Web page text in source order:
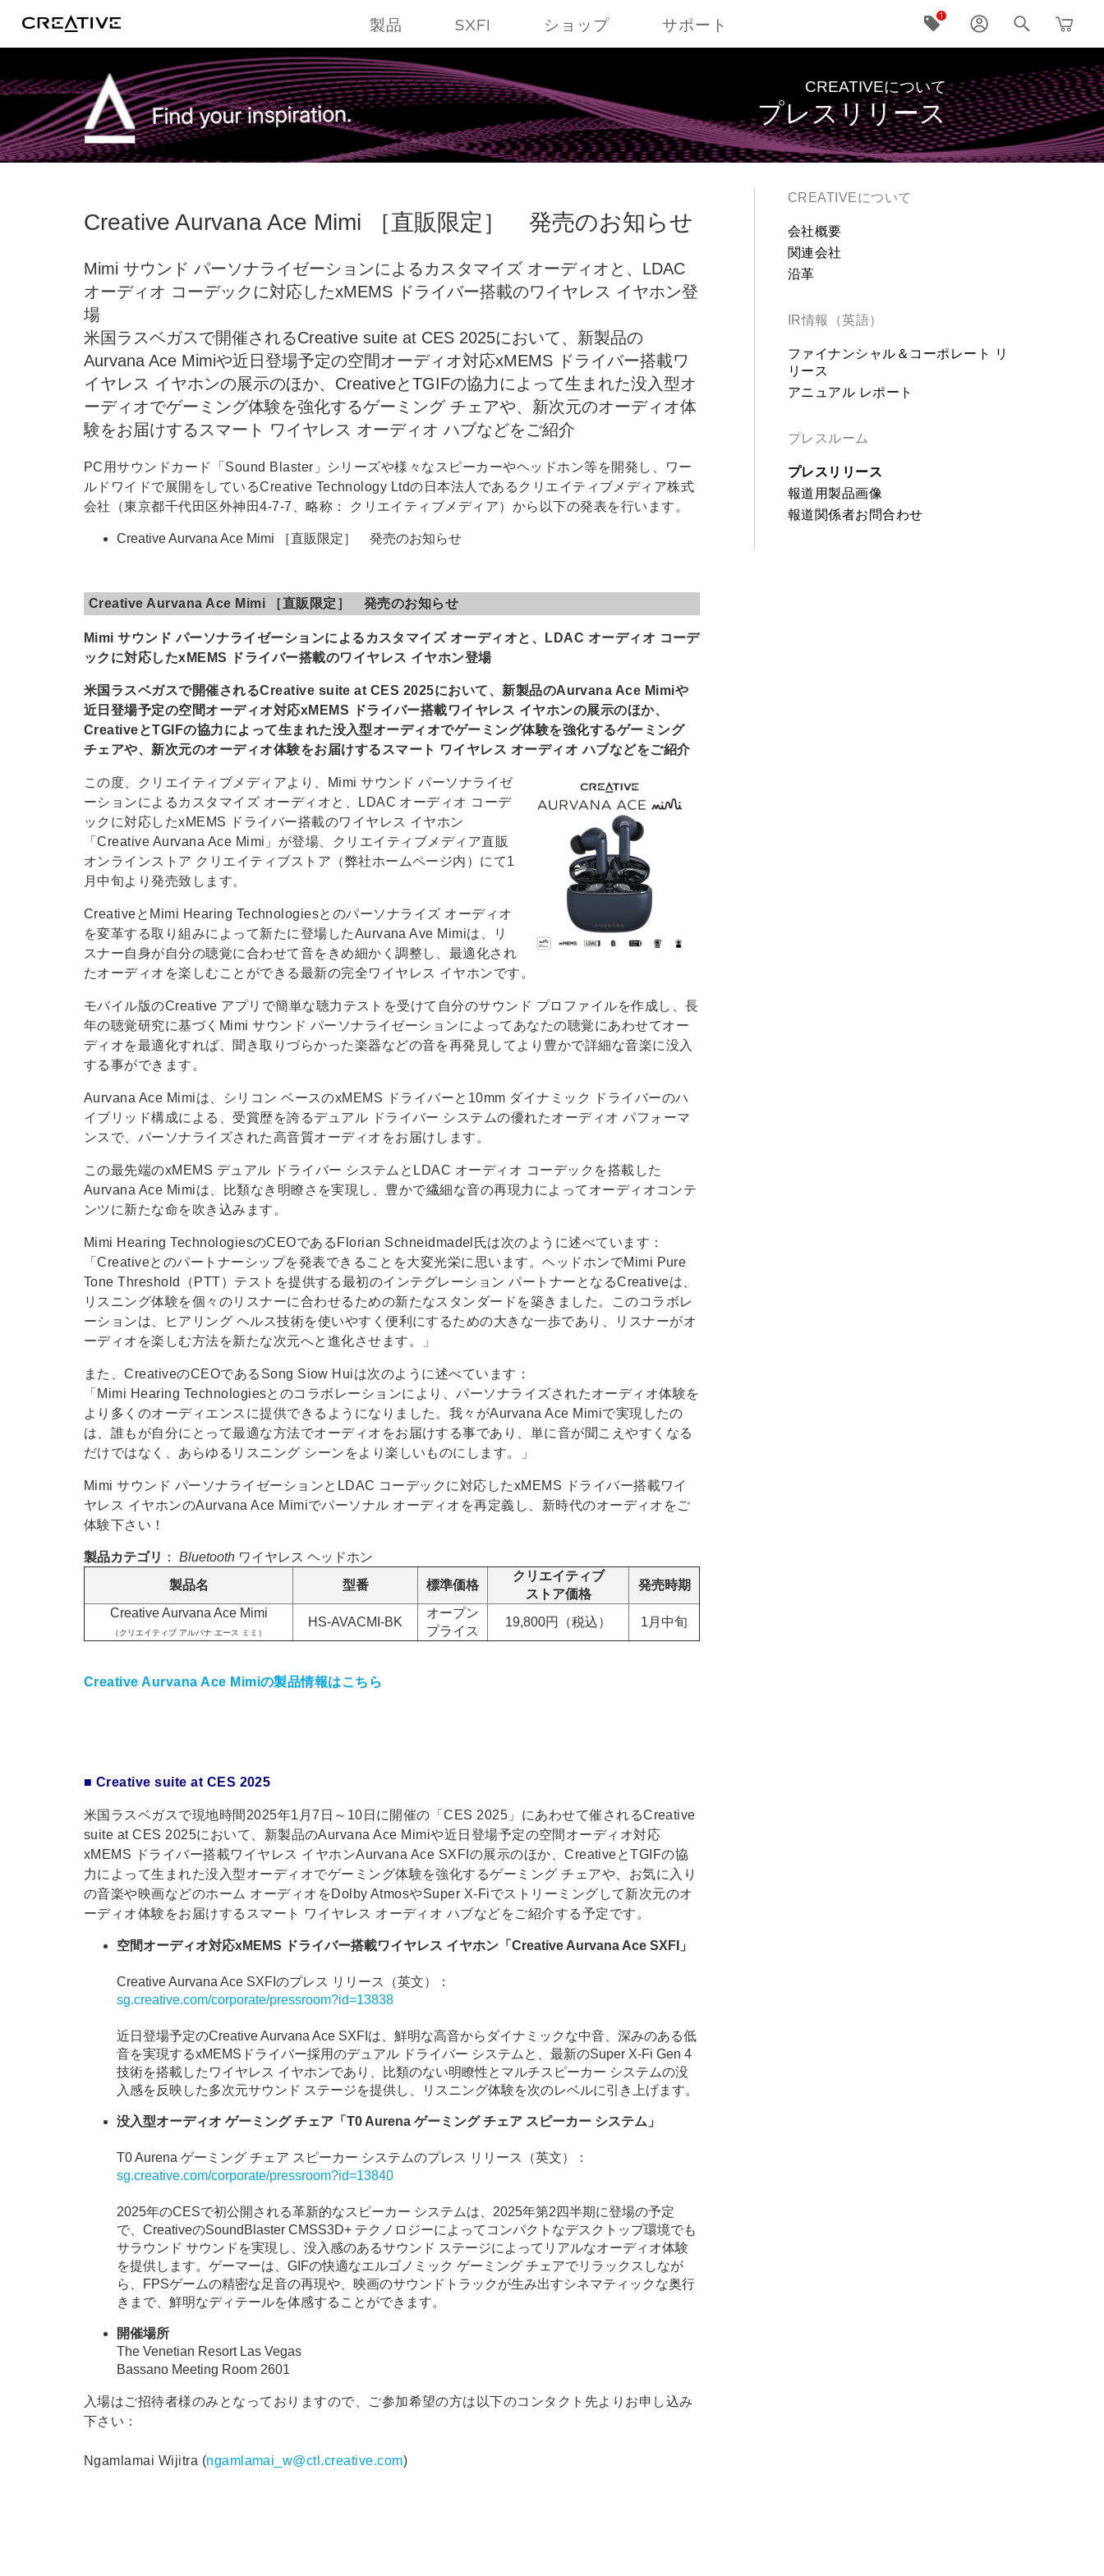
製品 SXFI ショップ サポート
CREATIVEについて
プレスリリース
Creative Aurvana Ace Mimi ［直販限定］ 発売のお知らせ
Mimi サウンド パーソナライゼーションによるカスタマイズ オーディオと、LDAC
オーディオ コーデックに対応したxMEMS ドライバー搭載のワイヤレス イヤホン登
場
米国ラスベガスで開催されるCreative suite at CES 2025において、新製品の
Aurvana Ace Mimiや近日登場予定の空間オーディオ対応xMEMS ドライバー搭載ワ
イヤレス イヤホンの展示のほか、CreativeとTGIFの協力によって生まれた没入型オ
ーディオでゲーミング体験を強化するゲーミング チェアや、新次元のオーディオ体
験をお届けするスマート ワイヤレス オーディオ ハブなどをご紹介
PC用サウンドカード「Sound Blaster」シリーズや様々なスピーカーやヘッドホン等を開発し、ワー
ルドワイドで展開をしているCreative Technology Ltdの日本法人であるクリエイティブメディア株式
会社（東京都千代田区外神田4-7-7、略称： クリエイティブメディア）から以下の発表を行います。
Creative Aurvana Ace Mimi ［直販限定］ 発売のお知らせ
Creative Aurvana Ace Mimi ［直販限定］ 発売のお知らせ
Mimi サウンド パーソナライゼーションによるカスタマイズ オーディオと、LDAC オーディオ コーデ
ックに対応したxMEMS ドライバー搭載のワイヤレス イヤホン登場
米国ラスベガスで開催されるCreative suite at CES 2025において、新製品のAurvana Ace Mimiや
近日登場予定の空間オーディオ対応xMEMS ドライバー搭載ワイヤレス イヤホンの展示のほか、
CreativeとTGIFの協力によって生まれた没入型オーディオでゲーミング体験を強化するゲーミング
チェアや、新次元のオーディオ体験をお届けするスマート ワイヤレス オーディオ ハブなどをご紹介
この度、クリエイティブメディアより、Mimi サウンド パーソナライゼ
ーションによるカスタマイズ オーディオと、LDAC オーディオ コーデ
ックに対応したxMEMS ドライバー搭載のワイヤレス イヤホン
「Creative Aurvana Ace Mimi」が登場、クリエイティブメディア直販
オンラインストア クリエイティブストア（弊社ホームページ内）にて1
月中旬より発売致します。
CreativeとMimi Hearing Technologiesとのパーソナライズ オーディオ
を変革する取り組みによって新たに登場したAurvana Ave Mimiは、リ
スナー自身が自分の聴覚に合わせて音をきめ細かく調整し、最適化され
たオーディオを楽しむことができる最新の完全ワイヤレス イヤホンです。
モバイル版のCreative アプリで簡単な聴力テストを受けて自分のサウンド プロファイルを作成し、長
年の聴覚研究に基づくMimi サウンド パーソナライゼーションによってあなたの聴覚にあわせてオー
ディオを最適化すれば、聞き取りづらかった楽器などの音を再発見してより豊かで詳細な音楽に没入
する事ができます。
Aurvana Ace Mimiは、シリコン ベースのxMEMS ドライバーと10mm ダイナミック ドライバーのハ
イブリッド構成による、受賞歴を誇るデュアル ドライバー システムの優れたオーディオ パフォーマ
ンスで、パーソナライズされた高音質オーディオをお届けします。
この最先端のxMEMS デュアル ドライバー システムとLDAC オーディオ コーデックを搭載した
Aurvana Ace Mimiは、比類なき明瞭さを実現し、豊かで繊細な音の再現力によってオーディオコンテ
ンツに新たな命を吹き込みます。
Mimi Hearing TechnologiesのCEOであるFlorian Schneidmadel氏は次のように述べています：
「Creativeとのパートナーシップを発表できることを大変光栄に思います。ヘッドホンでMimi Pure
Tone Threshold（PTT）テストを提供する最初のインテグレーション パートナーとなるCreativeは、
リスニング体験を個々のリスナーに合わせるための新たなスタンダードを築きました。このコラボレ
ーションは、ヒアリング ヘルス技術を使いやすく便利にするための大きな一歩であり、リスナーがオ
ーディオを楽しむ方法を新たな次元へと進化させます。」
また、CreativeのCEOであるSong Siow Huiは次のように述べています：
「Mimi Hearing Technologiesとのコラボレーションにより、パーソナライズされたオーディオ体験を
より多くのオーディエンスに提供できるようになりました。我々がAurvana Ace Mimiで実現したの
は、誰もが自分にとって最適な方法でオーディオをお届けする事であり、単に音が聞こえやすくなる
だけではなく、あらゆるリスニング シーンをより楽しいものにします。」
Mimi サウンド パーソナライゼーションとLDAC コーデックに対応したxMEMS ドライバー搭載ワイ
ヤレス イヤホンのAurvana Ace Mimiでパーソナル オーディオを再定義し、新時代のオーディオをご
体験下さい！
製品カテゴリ ： Bluetooth ワイヤレス ヘッドホン
製品名
型番 標準価格
クリエイティブ
ストア価格
発売時期
Creative Aurvana Ace Mimi
（クリエイティブ アルバナ エース ミミ）
HS-AVACMI-BK
オープン
プライス
19,800円（税込） 1月中旬
Creative Aurvana Ace Mimiの製品情報はこちら
■ Creative suite at CES 2025
米国ラスベガスで現地時間2025年1月7日～10日に開催の「CES 2025」にあわせて催されるCreative
suite at CES 2025において、新製品のAurvana Ace Mimiや近日登場予定の空間オーディオ対応
xMEMS ドライバー搭載ワイヤレス イヤホンAurvana Ace SXFIの展示のほか、CreativeとTGIFの協
力によって生まれた没入型オーディオでゲーミング体験を強化するゲーミング チェアや、お気に入り
の音楽や映画などのホーム オーディオをDolby AtmosやSuper X-Fiでストリーミングして新次元のオ
ーディオ体験をお届けするスマート ワイヤレス オーディオ ハブなどをご紹介する予定です。
空間オーディオ対応xMEMS ドライバー搭載ワイヤレス イヤホン「Creative Aurvana Ace SXFI」
Creative Aurvana Ace SXFIのプレス リリース（英文）：
sg.creative.com/corporate/pressroom?id=13838
近日登場予定のCreative Aurvana Ace SXFIは、鮮明な高音からダイナミックな中音、深みのある低
音を実現するxMEMSドライバー採用のデュアル ドライバー システムと、最新のSuper X-Fi Gen 4
技術を搭載したワイヤレス イヤホンであり、比類のない明瞭性とマルチスピーカー システムの没
入感を反映した多次元サウンド ステージを提供し、リスニング体験を次のレベルに引き上げます。
没入型オーディオ ゲーミング チェア「T0 Aurena ゲーミング チェア スピーカー システム」
T0 Aurena ゲーミング チェア スピーカー システムのプレス リリース（英文）：
sg.creative.com/corporate/pressroom?id=13840
2025年のCESで初公開される革新的なスピーカー システムは、2025年第2四半期に登場の予定
で、CreativeのSoundBlaster CMSS3D+ テクノロジーによってコンパクトなデスクトップ環境でも
サラウンド サウンドを実現し、没入感のあるサウンド ステージによってリアルなオーディオ体験
を提供します。ゲーマーは、GIFの快適なエルゴノミック ゲーミング チェアでリラックスしなが
ら、FPSゲームの精密な足音の再現や、映画のサウンドトラックが生み出すシネマティックな奥行
きまで、鮮明なディテールを体感することができます。
開催場所
The Venetian Resort Las Vegas
Bassano Meeting Room 2601
入場はご招待者様のみとなっておりますので、ご参加希望の方は以下のコンタクト先よりお申し込み
下さい：
Ngamlamai Wijitra (ngamlamai_w@ctl.creative.com)
CREATIVEについて
会社概要
関連会社
沿革
IR情報（英語）
ファイナンシャル＆コーポレート リ
リース
アニュアル レポート
プレスルーム
プレスリリース
報道用製品画像
報道関係者お問合わせ